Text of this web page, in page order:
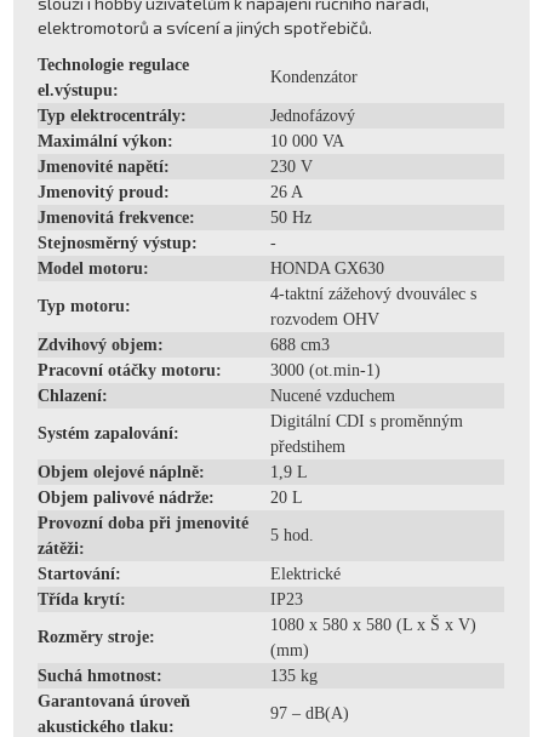
elektromotorů a svícení a jiných spotřebičů.
Technologie regulace
el.výstupu:
Kondenzátor
Typ elektrocentrály:
Jednofázový
Maximální výkon:
10 000 VA
Jmenovité napětí:
230 V
Jmenovitý proud:
26 A
Jmenovitá frekvence:
50 Hz
Stejnosměrný výstup:
-
Model motoru:
HONDA GX630
Typ motoru:
4-taktní zážehový dvouválec s
rozvodem OHV
Zdvihový objem:
688 cm3
Pracovní otáčky motoru:
3000 (ot.min-1)
Chlazení:
Nucené vzduchem
Systém zapalování:
Digitální CDI s proměnným
předstihem
Objem olejové náplně:
1,9 L
Objem palivové nádrže:
20 L
Provozní doba při jmenovité
zátěži:
5 hod.
Startování:
Elektrické
Třída krytí:
IP23
Rozměry stroje:
1080 x 580 x 580 (L x Š x V)
(mm)
Suchá hmotnost:
135 kg
Garantovaná úroveň
akustického tlaku:
97 – dB(A)